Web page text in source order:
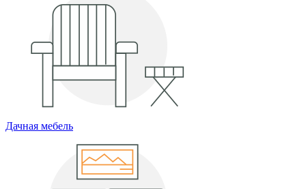
Дачная мебель